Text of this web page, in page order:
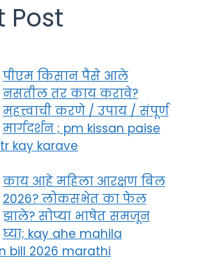
Post
पीएम किसान पैसे आले
नसतील तर काय करावे?
महत्त्वाची करणे / उपाय / संपूर्ण
मार्गदर्शन ; pm kissan paise
kay karave
काय आहे महिला आरक्षण बिल
2026? लोकसभेत का फेल
झाले? सोप्या भाषेत समजून
घ्या; kay ahe mahila
bill 2026 marathi